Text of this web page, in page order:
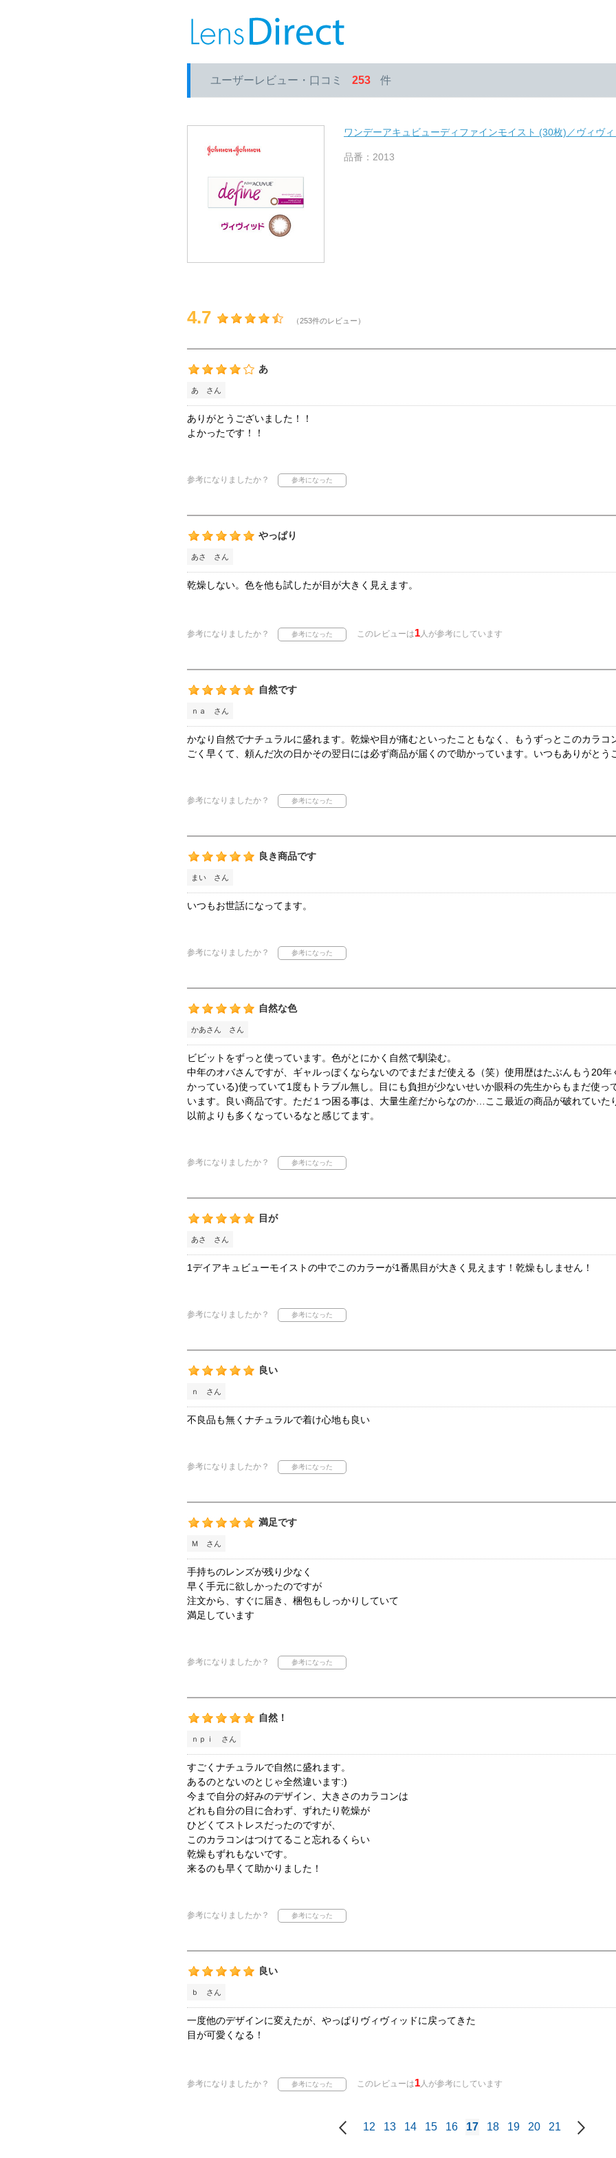
ユーザーレビュー・口コミ 253 件
ワンデーアキュビューディファインモイスト (30枚)／ヴィヴ
品番：2013
4.7 （253件のレビュー）
あ
あ さん
ありがとうございました！！
よかったです！！
参考になりましたか？
やっぱり
あさ さん
乾燥しない。色を他も試したが目が大きく見えます。
参考になりましたか？ このレビューは1人が参考にしています
自然です
ｎａ さん
かなり自然でナチュラルに盛れます。乾燥や目が痛むといったこともなく、もうずっとこのカラコ
ごく早くて、頼んだ次の日かその翌日には必ず商品が届くので助かっています。いつもありがとう
参考になりましたか？
良き商品です
まい さん
いつもお世話になってます。
参考になりましたか？
自然な色
かあさん さん
ビビットをずっと使っています。色がとにかく自然で馴染む。
中年のオバさんですが、ギャルっぽくならないのでまだまだ使える（笑）使用歴はたぶんもう20年
かっている)使っていて1度もトラブル無し。目にも負担が少ないせいか眼科の先生からもまだ使っ
います。良い商品です。ただ１つ困る事は、大量生産だからなのか…ここ最近の商品が破れていた
以前よりも多くなっているなと感じてます。
参考になりましたか？
目が
あさ さん
1デイアキュビューモイストの中でこのカラーが1番黒目が大きく見えます！乾燥もしません！
参考になりましたか？
良い
ｎ さん
不良品も無くナチュラルで着け心地も良い
参考になりましたか？
満足です
Ｍ さん
手持ちのレンズが残り少なく
早く手元に欲しかったのですが
注文から、すぐに届き、梱包もしっかりしていて
満足しています
参考になりましたか？
自然！
ｎｐｉ さん
すごくナチュラルで自然に盛れます。
あるのとないのとじゃ全然違います:)
今まで自分の好みのデザイン、大きさのカラコンは
どれも自分の目に合わず、ずれたり乾燥が
ひどくてストレスだったのですが、
このカラコンはつけてること忘れるくらい
乾燥もずれもないです。
来るのも早くて助かりました！
参考になりましたか？
良い
ｂ さん
一度他のデザインに変えたが、やっぱりヴィヴィッドに戻ってきた
目が可愛くなる！
参考になりましたか？ このレビューは1人が参考にしています
12 13 14 15 16 17 18 19 20 21